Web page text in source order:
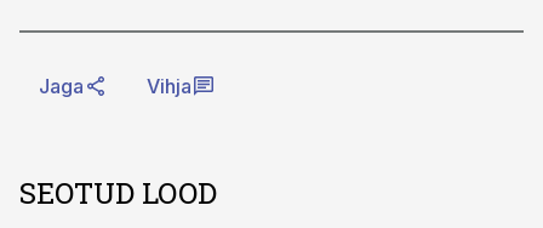
Jaga Vihja
SEOTUD LOOD